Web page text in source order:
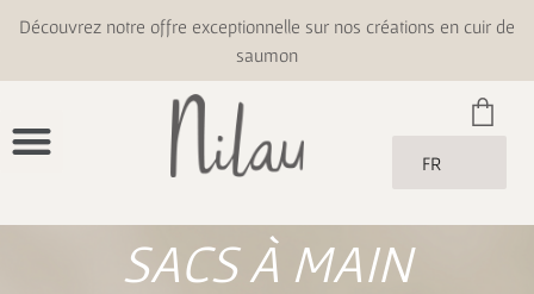
Découvrez notre offre exceptionnelle sur nos créations en cuir de
saumon
FR
SACS À MAIN